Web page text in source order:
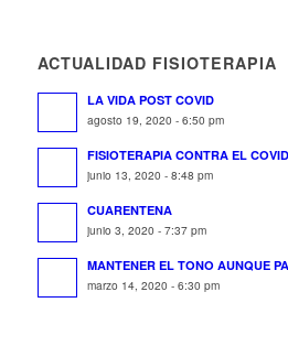
ACTUALIDAD FISIOTERAPIA
LA VIDA POST COVID
agosto 19, 2020 - 6:50 pm
FISIOTERAPIA CONTRA EL COVID
junio 13, 2020 - 8:48 pm
CUARENTENA
junio 3, 2020 - 7:37 pm
MANTENER EL TONO AUNQUE
marzo 14, 2020 - 6:30 pm